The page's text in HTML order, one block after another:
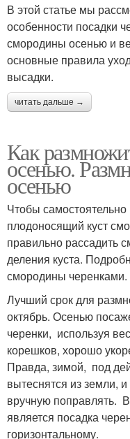
В этой статье мы
особенности посадки
смородины осенью и
основные правила
высадки.
читать дальше →
Как
осенью.
осенью
Чтобы
плодоносящий куст
правильно рассадить
деления куста.
смородины черенками.
Лучший срок для
октябрь. Осенью
черенки, используя
корешков, хорошо
Правда, зимой, под
вытеснятся из земли,
вручную поправлять.
является посадка
горизонтальному.